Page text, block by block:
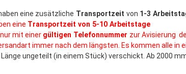
eine zusätzliche Transportzeit von 1-3
eine Transportzeit von 5-10 Arbeitstage
mit einer gültigen Telefonnummer zur Avisierung
immer nach dem längsten. Es kommen alle in
ungeteilt (in einem Stück) verschickt. Ab 2000